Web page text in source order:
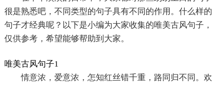
很是熟悉吧，不同类型的句子具有不同的作用。什么样的
句子才经典呢？以下是小编为大家收集的唯美古风句子，
仅供参考，希望能够帮助到大家。
唯美古风句子1
情意浓，爱意浓，怎知红丝错千重，路同归不同。欢